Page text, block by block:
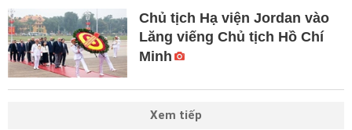
Chủ tịch Hạ viện Jordan vào
Lăng viếng Chủ tịch Hồ Chí
Minh
Xem tiếp